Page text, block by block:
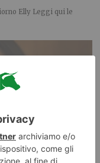
Elly Leggi qui le